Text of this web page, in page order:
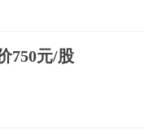
750元/股